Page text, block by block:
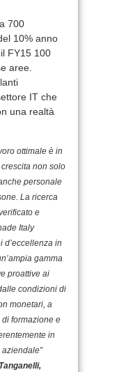
700
10% anno
FY15 100
aree.
IT che
una realtà
ottimale è in
non solo
personale
La ricerca
e
Italy
d’eccellenza in
gamma
proattive ai
condizioni di
monetari, a
formazione e
in